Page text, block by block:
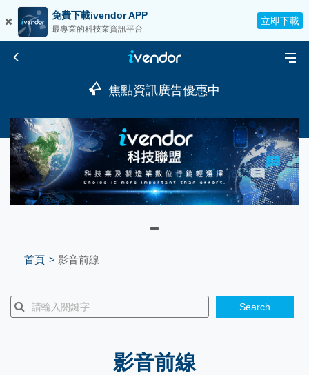
免費下載ivendor APP
最專業的科技業資訊平台
立即下載
焦點資訊廣告優惠中
首頁 影音前線
Search
影音前線